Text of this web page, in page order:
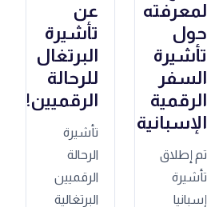
لمعرفته
حول
تأشيرة
السفر
الرقمية
الإسبانية
تم إطلاق
تأشيرة
إسبانيا
عن
تأشيرة
البرتغال
للرحالة
الرقميين!
تأشيرة
الرحالة
الرقميين
البرتغالية